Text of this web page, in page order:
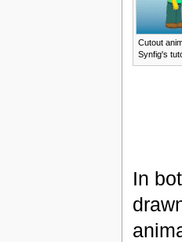
Cutout
Synfig's
In